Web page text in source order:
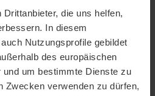
die uns helfen,
In diesem
Nutzungsprofile gebildet
des europäischen
um bestimmte Dienste zu
Zwecken verwenden zu dürfen,
FUTURA
Flachdachziegel
Dachziegel